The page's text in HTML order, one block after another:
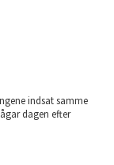
indsat samme
dagen efter